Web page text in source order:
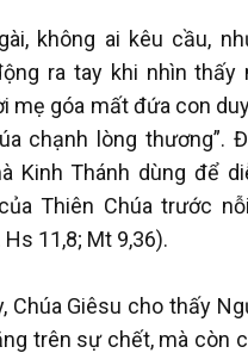
không ai kêu cầu,
ra tay khi nhìn thấy
mẹ góa mất đứa con
chạnh lòng thương”.
Kinh Thánh dùng để
Thiên Chúa trước
11,8; Mt 9,36).
Chúa Giêsu cho thấy
trên sự chết, mà còn